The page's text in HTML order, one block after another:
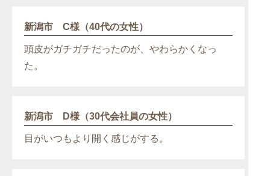
新潟市 C様（40代の女性）
頭皮がガチガチだったのが、やわらかくなっ
た。
新潟市 D様（30代会社員の女性）
目がいつもより開く感じがする。